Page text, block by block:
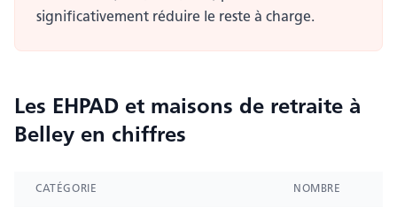
significativement réduire le reste à charge.
Les EHPAD et maisons de retraite à
Belley en chiffres
CATÉGORIE NOMBRE